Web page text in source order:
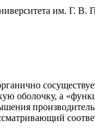
им. Г. В.
оболочку, а